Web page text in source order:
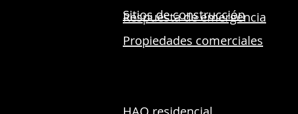
Respuesta de emergencia
Propiedades comerciales
Sitios de construcción